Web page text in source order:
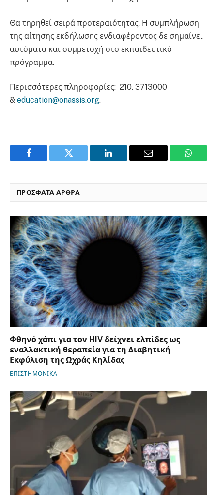
Θα τηρηθεί σειρά προτεραιότητας. Η συμπλήρωση
της αίτησης εκδήλωσης ενδιαφέροντος δε σημαίνει
αυτόματα και συμμετοχή στο εκπαιδευτικό
πρόγραμμα.
Περισσότερες πληροφορίες: 210. 3713000
& education@onassis.org.
Facebook Twitter LinkedIn Email
ΠΡΟΣΦΑΤΑ ΑΡΘΡΑ
Φθηνό χάπι για τον HIV δείχνει ελπίδες ως
εναλλακτική θεραπεία για τη Διαβητική
Εκφύλιση της Ωχράς Κηλίδας
ΕΠΙΣΤΗΜΟΝΙΚΑ